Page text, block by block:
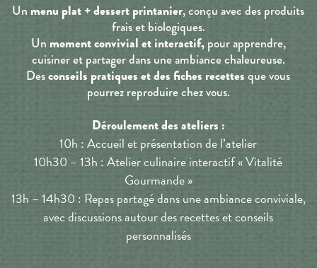
Un menu plat + dessertprintanier, conçu avec des produits
frais et biologiques.
Un moment convivial et interactif,pour apprendre,
cuisiner et partager dans une ambiance chaleureuse.
Desconseils pratiques et des fiches recettes que vous
pourrez reproduire chez vous.
Déroulement des ateliers :
10h : Accueil et présentation de l’atelier
10h30 – 13h : Atelier culinaire interactif « Vitalité
Gourmande »
13h – 14h30 : Repas partagé dans une ambiance conviviale,
avec discussions autour des recettes et conseils
personnalisés